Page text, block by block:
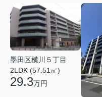
墨田区横川５丁目
2LDK (57.51㎡)
29.3万円